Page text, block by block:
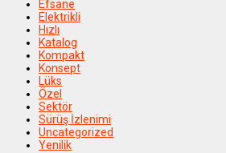
Efsane
Elektrikli
Hızlı
Katalog
Kompakt
Konsept
Lüks
Özel
Sektör
Sürüş İzlenimi
Uncategorized
Yenilik